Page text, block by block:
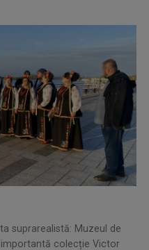
suprarealistă: Muzeul de
colecție Victor